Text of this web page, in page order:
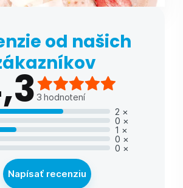
od našich
3 hodnotení
2 ×
0 ×
1 ×
0 ×
0 ×
Napísať recenziu